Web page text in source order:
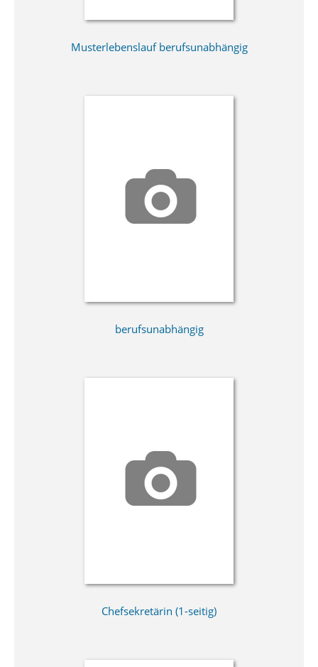
Musterlebenslauf berufsunabhängig
berufsunabhängig
Chefsekretärin (1-seitig)